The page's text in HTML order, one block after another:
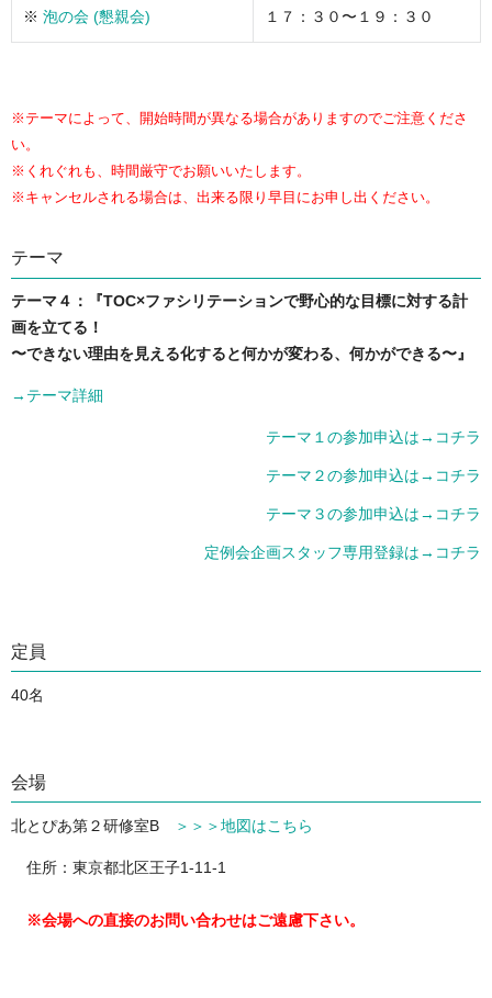
※ 泡の会 (懇親会) １７：３０〜１９：３０
※テーマによって、開始時間が異なる場合がありますのでご注意くださ
い。
※くれぐれも、時間厳守でお願いいたします。
※キャンセルされる場合は、出来る限り早目にお申し出ください。
テーマ
テーマ４：『TOC×ファシリテーションで野心的な目標に対する計
画を立てる！
〜できない理由を見える化すると何かが変わる、何かができる〜』
→テーマ詳細
テーマ１の参加申込は→コチラ
テーマ２の参加申込は→コチラ
テーマ３の参加申込は→コチラ
定例会企画スタッフ専用登録は→コチラ
定員
40名
会場
北とぴあ第２研修室B ＞＞＞地図はこちら
住所：東京都北区王子1-11-1
※会場への直接のお問い合わせはご遠慮下さい。